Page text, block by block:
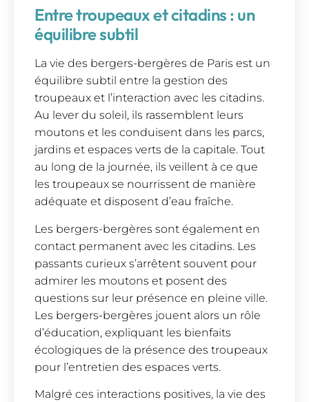
Entre troupeaux et citadins : un
équilibre subtil
La vie des bergers-bergères de Paris est un
équilibre subtil entre la gestion des
troupeaux et l’interaction avec les citadins.
Au lever du soleil, ils rassemblent leurs
moutons et les conduisent dans les parcs,
jardins et espaces verts de la capitale. Tout
au long de la journée, ils veillent à ce que
les troupeaux se nourrissent de manière
adéquate et disposent d’eau fraîche.
Les bergers-bergères sont également en
contact permanent avec les citadins. Les
passants curieux s’arrêtent souvent pour
admirer les moutons et posent des
questions sur leur présence en pleine ville.
Les bergers-bergères jouent alors un rôle
d’éducation, expliquant les bienfaits
écologiques de la présence des troupeaux
pour l’entretien des espaces verts.
Malgré ces interactions positives, la vie des